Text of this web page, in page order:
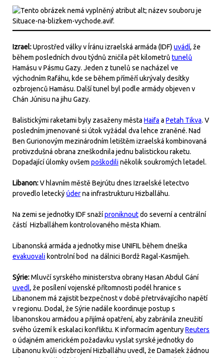
Izrael:Uprostřed války v Íránu izraelská armáda (IDF) uvádí, že
během posledních dvou týdnů zničila pět kilometrů tunelů
Hamásu v Pásmu Gazy. Jeden z tunelů se nacházel ve
východním Rafáhu, kde se během příměří ukrývaly desítky
ozbrojenců Hamásu. Další tunel byl podle armády objeven v
Chán Júnisu na jihu Gazy.
Balistickými raketami byly zasaženy města Haifa a Petah Tikva. V
posledním jmenované si útok vyžádal dva lehce zraněné. Nad
Ben Gurionovým mezinárodním letištěm izraelská kombinovaná
protivzdušná obrana zneškodnila jednu balistickou raketu.
Dopadající úlomky ovšem poškodiliněkolik soukromých letadel.
Libanon:V hlavním městě Bejrútu dnes Izraelské letectvo
provedlo leteckýúderna infrastrukturu Hizballáhu.
Na zemi se jednotky IDF snažíproniknoutdo severní a centrální
částí Hizballáhem kontrolovaného města Khiam.
Libanonská armáda a jednotky mise UNIFIL během dneška
evakuovali kontrolní bod na dálnici Bordž Ragal-Kasmíjeh.
Sýrie:Mluvčí syrského ministerstva obrany Hasan Abdul Gání
uvedl, že posílení vojenské přítomnosti podél hranice s
Libanonem má zajistit bezpečnost v době přetrvávajícího napětí
v regionu. Dodal, že Sýrie nadále koordinuje postup s
libanonskou armádou a přijímá opatření, aby zabránila zneužití
svého území k eskalaci konfliktu. K informacím agenturyReuters
o údajném americkém požadavku vyslat syrské jednotky do
Libanonu kvůli odzbrojení Hizballáhu uvedl, že Damašek žádnou